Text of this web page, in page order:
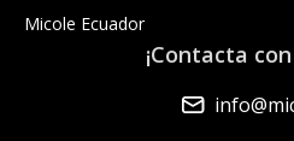
Micole Ecuador
¡Contacta